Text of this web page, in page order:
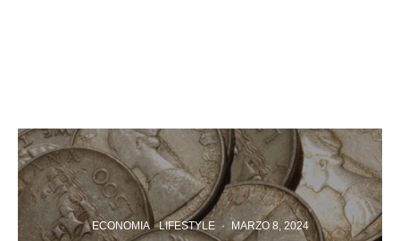
ECONOMIA LIFESTYLE · MARZO 8, 2024